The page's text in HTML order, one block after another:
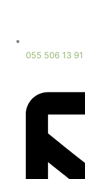
055 506 13 91